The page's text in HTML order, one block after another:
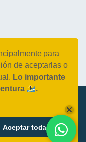
para
de aceptarlas o
Lo importante
.
Aceptar todas
ánimo de lucro -